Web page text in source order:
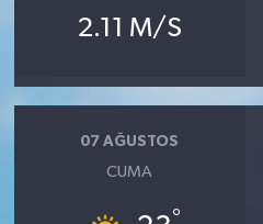
2.11 M/S
07 AĞUSTOS
CUMA
°